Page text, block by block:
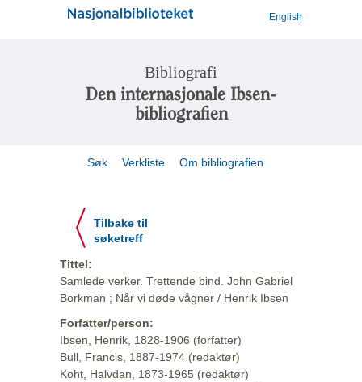
English
Bibliografi
Den internasjonale Ibsen-
bibliografien
Søk Verkliste Om bibliografien
Tilbake til
søketreff
Tittel:
Samlede verker. Trettende bind. John Gabriel
Borkman ; Når vi døde vågner / Henrik Ibsen
Forfatter/person:
Ibsen, Henrik, 1828-1906 (forfatter)
Bull, Francis, 1887-1974 (redaktør)
Koht, Halvdan, 1873-1965 (redaktør)